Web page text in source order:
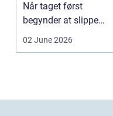
Når taget først
begynder at slippe
vand ind, kan skaderne
02 June 2026